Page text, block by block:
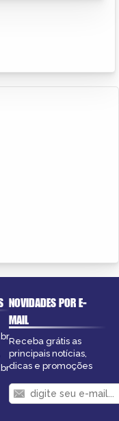
NOVIDADES POR E-
MAIL
Receba grátis as
principais notícias,
dicas e promoções